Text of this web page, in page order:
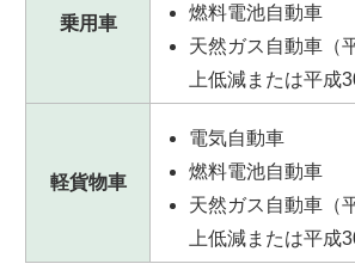
乗用車
燃料電池自動車
天然ガス自動車（
上低減または平成
軽貨物車
電気自動車
燃料電池自動車
天然ガス自動車（
上低減または平成